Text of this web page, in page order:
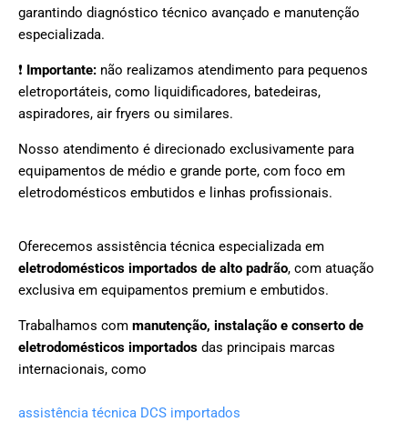
garantindo diagnóstico técnico avançado e manutenção
especializada.
❗ Importante: não realizamos atendimento para pequenos
eletroportáteis, como liquidificadores, batedeiras,
aspiradores, air fryers ou similares.
Nosso atendimento é direcionado exclusivamente para
equipamentos de médio e grande porte, com foco em
eletrodomésticos embutidos e linhas profissionais.
Oferecemos assistência técnica especializada em
eletrodomésticos importados de alto padrão, com atuação
exclusiva em equipamentos premium e embutidos.
Trabalhamos com manutenção, instalação e conserto de
eletrodomésticos importados das principais marcas
internacionais, como
assistência técnica DCS importados